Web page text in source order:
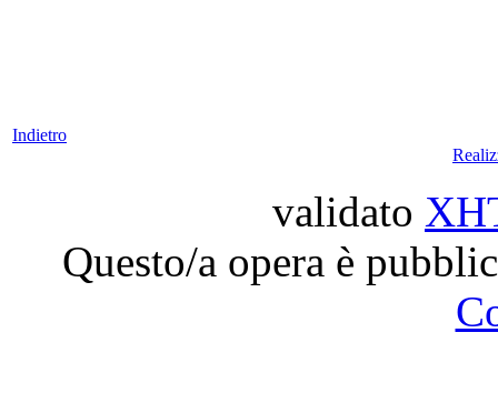
Indietro
validato
Questo/a opera è